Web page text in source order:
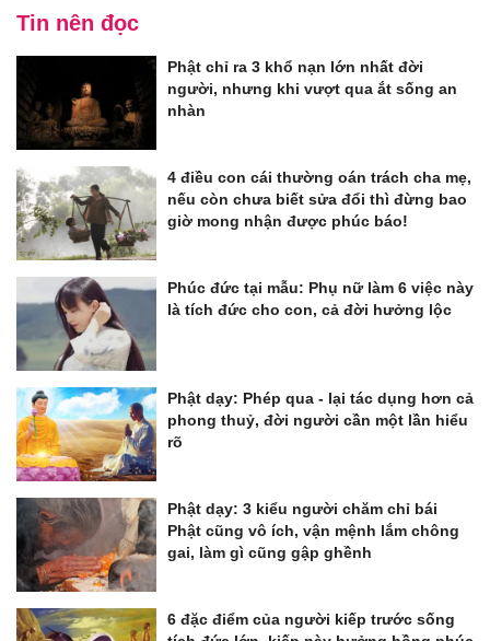
Tin nên đọc
Phật chỉ ra 3 khổ nạn lớn nhất đời
người, nhưng khi vượt qua ắt sống an
nhàn
4 điều con cái thường oán trách cha mẹ,
nếu còn chưa biết sửa đổi thì đừng bao
giờ mong nhận được phúc báo!
Phúc đức tại mẫu: Phụ nữ làm 6 việc này
là tích đức cho con, cả đời hưởng lộc
Phật dạy: Phép qua - lại tác dụng hơn cả
phong thuỷ, đời người cần một lần hiểu
rõ
Phật dạy: 3 kiểu người chăm chỉ bái
Phật cũng vô ích, vận mệnh lắm chông
gai, làm gì cũng gập ghềnh
6 đặc điểm của người kiếp trước sống